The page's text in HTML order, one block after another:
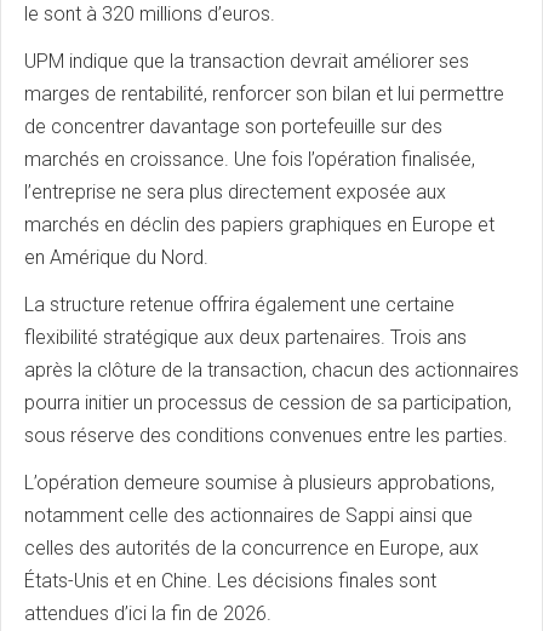
le sont à 320 millions d’euros.
UPM indique que la transaction devrait améliorer ses
marges de rentabilité, renforcer son bilan et lui permettre
de concentrer davantage son portefeuille sur des
marchés en croissance. Une fois l’opération finalisée,
l’entreprise ne sera plus directement exposée aux
marchés en déclin des papiers graphiques en Europe et
en Amérique du Nord.
La structure retenue offrira également une certaine
flexibilité stratégique aux deux partenaires. Trois ans
après la clôture de la transaction, chacun des actionnaires
pourra initier un processus de cession de sa participation,
sous réserve des conditions convenues entre les parties.
L’opération demeure soumise à plusieurs approbations,
notamment celle des actionnaires de Sappi ainsi que
celles des autorités de la concurrence en Europe, aux
États-Unis et en Chine. Les décisions finales sont
attendues d’ici la fin de 2026.